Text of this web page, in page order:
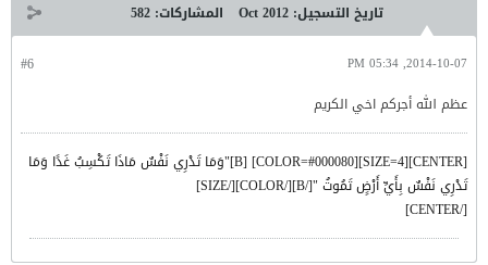
تاريخ التسجيل: Oct 2012 المشاركات: 582
#6 2014-10-07, 05:34 PM
عظم الله أجركم اخي الكريم
[CENTER][SIZE=4][COLOR=#000080] [B]"وَمَا تَدْرِي نَفْسٌ مَاذَا تَكْسِبُ غَدًا وَمَا
تَدْرِي نَفْسٌ بِأَيِّ أَرْضٍ تَمُوتُ "[/B][/COLOR][/SIZE]
[/CENTER]